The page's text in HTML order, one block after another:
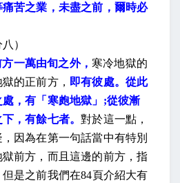
苦之業，未盡之前，爾時必
八）
一萬由旬之外， 寒冷地獄的
的正前方， 即有彼處。從此
，有「寒皰地獄」 ;從彼漸
，有餘七者。對於這一點，
因為在第一句話當中有特別
前方，而且這邊的前方，指
是之前我們在84頁介紹大有